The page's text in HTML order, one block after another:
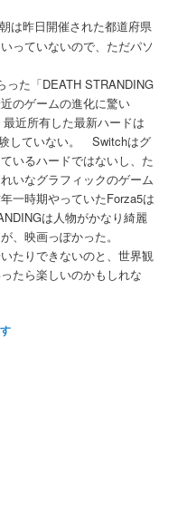
は昨日開催された都道府県
っていないので、ただパソ
た「DEATH STRANDING
のゲームの進化に驚い
近所有した最新ハードは
していない。 Switchはグ
いるハードではないし、た
いなグラフィックのゲーム
一時期やっていたForza5は
は人物がかなり綺麗
映画っぽかった。
たりできないのと、世界観
たら楽しいのかもしれな